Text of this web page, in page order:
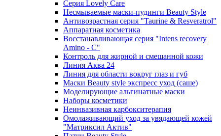
Cерия Lovely Care
Несмываемые маски-пудинги Beauty Style
Антивозрастная серия "Taurine & Resveratrol"
Аппаратная косметика
Восстанавливающая серия "Intens recovery
Amino - C"
Контроль для жирной и смешанной кожи
Линия Аква 24
Линия для области вокруг глаз и губ
Маски Beauty style экспресс уход (саше)
Моделирующие альгинатные маски
Наборы косметики
Неинвазивная карбокситерапия
Омолаживающий уход за увядающей кожей
"Матриксил Актив"